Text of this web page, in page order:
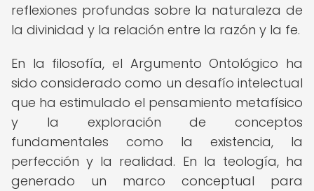
reflexiones profundas sobre la naturaleza de
la divinidad y la relación entre la razón y la fe.
En la filosofía, el Argumento Ontológico ha
sido considerado como un desafío intelectual
que ha estimulado el pensamiento metafísico
y la exploración de conceptos
fundamentales como la existencia, la
perfección y la realidad. En la teología, ha
generado un marco conceptual para